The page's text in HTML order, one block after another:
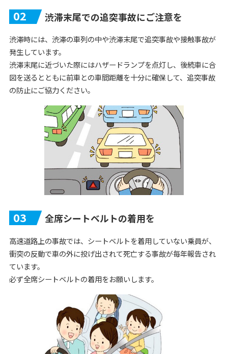
02 渋滞末尾での追突事故にご注意を
渋滞時には、渋滞の車列の中や渋滞末尾で追突事故や接触事故が
発生しています。
渋滞末尾に近づいた際にはハザードランプを点灯し、後続車に合
図を送るとともに前車との車間距離を十分に確保して、追突事故
の防止にご協力ください。
03 全席シートベルトの着用を
高速道路上の事故では、シートベルトを着用していない乗員が、
衝突の反動で車の外に投げ出されて死亡する事故が毎年報告され
ています。
必ず全席シートベルトの着用をお願いします。